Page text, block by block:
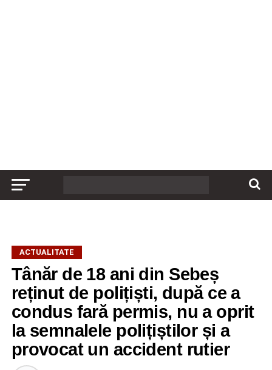
ACTUALITATE
Tânăr de 18 ani din Sebeș
reținut de polițiști, după ce a
condus fară permis, nu a oprit
la semnalele polițiștilor și a
provocat un accident rutier